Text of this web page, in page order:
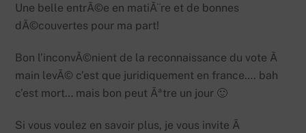
Une belle entrÃ©e en matiÃ¨re et de bonnes
dÃ©couvertes pour ma part!
Bon l’inconvÃ©nient de la reconnaissance du vote Ã
main levÃ© c’est que juridiquement en france…. bah
c’est mort… mais bon peut Ãªtre un jour 🙂
Si vous voulez en savoir plus, je vous invite Ã